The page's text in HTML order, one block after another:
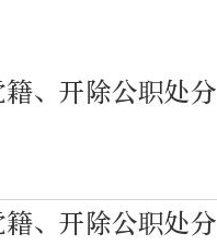
、开除公职处分
、开除公职处分